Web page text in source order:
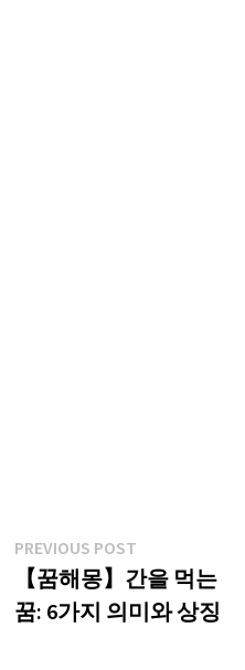
글
탐
색
PREVIOUS POSTPrevious
post:
【꿈해몽】간을 먹는
꿈: 6가지 의미와 상징